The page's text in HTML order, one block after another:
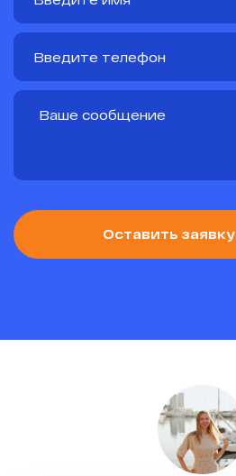
Оставить заявку